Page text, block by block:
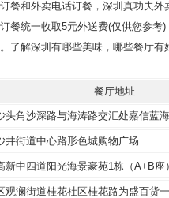
餐和外卖电话订餐，深圳真功夫
餐统一收取5元外送费(仅供您参考)
了解深圳有哪些美味，哪些餐厅有
餐厅地址
头角沙深路与海涛路交汇处嘉信蓝
井街道中心路形色城购物广场
新中四道阳光海景豪苑1栋（A+B座
观澜街道桂花社区桂花路为盛百货